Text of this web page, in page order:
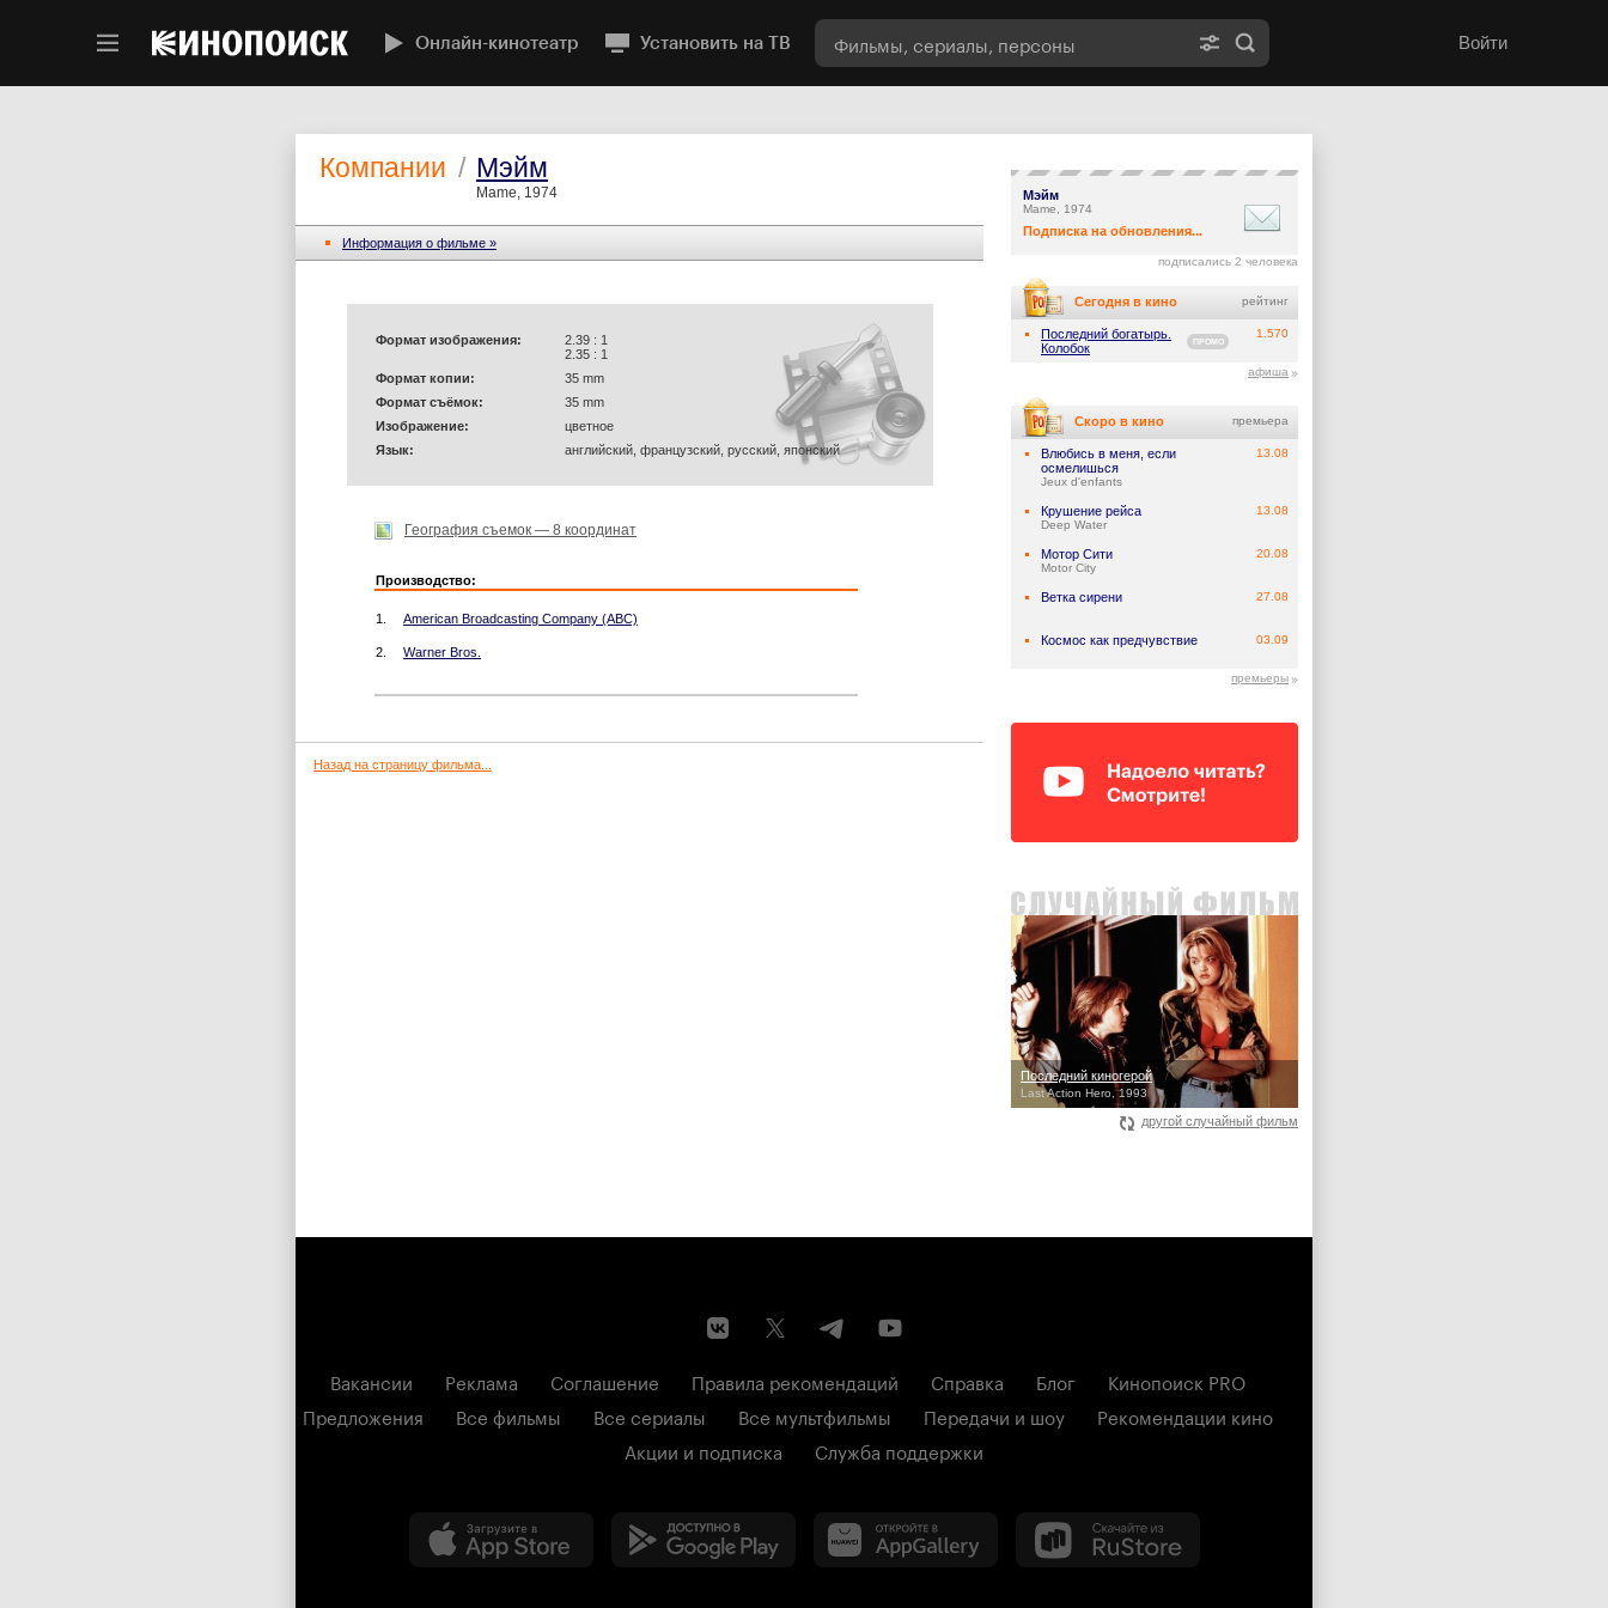
Онлайн-кинотеатр Установить на ТВ Войти
Компании / Мэйм
Mame, 1974
Информация o фильме »
Формат изображения:
2.39 : 1
2.35 : 1
Формат копии:
35 mm
Формат съёмок:
35 mm
Изображение:
цветное
Язык:
английский, французский, русский, японский
География съемок — 8 координат
Производство:
1. American Broadcasting Company (ABC)
2. Warner Bros.
Назад на страницу фильма...
Мэйм
Mame, 1974
Подписка на обновления...
подписались 2 человека
Сегодня в кино рейтинг
Последний богатырь.
Колобок
ПРОМО
1.570
афиша
Скоро в кино премьера
Влюбись в меня, если
осмелишься
Jeux d'enfants
13.08
Крушение рейса
Deep Water
13.08
Мотор Сити
Motor City
20.08
Ветка сирени 27.08
Космос как предчувствие 03.09
премьеры
Последний киногерой
Last Action Hero, 1993
другой случайный фильм
Вакансии Реклама Соглашение Правила рекомендаций Справка Блог
Кинопоиск PRO
Предложения
Все фильмы Все сериалы Все мультфильмы Передачи и шоу
Рекомендации кино
Акции и подписка
Служба поддержки